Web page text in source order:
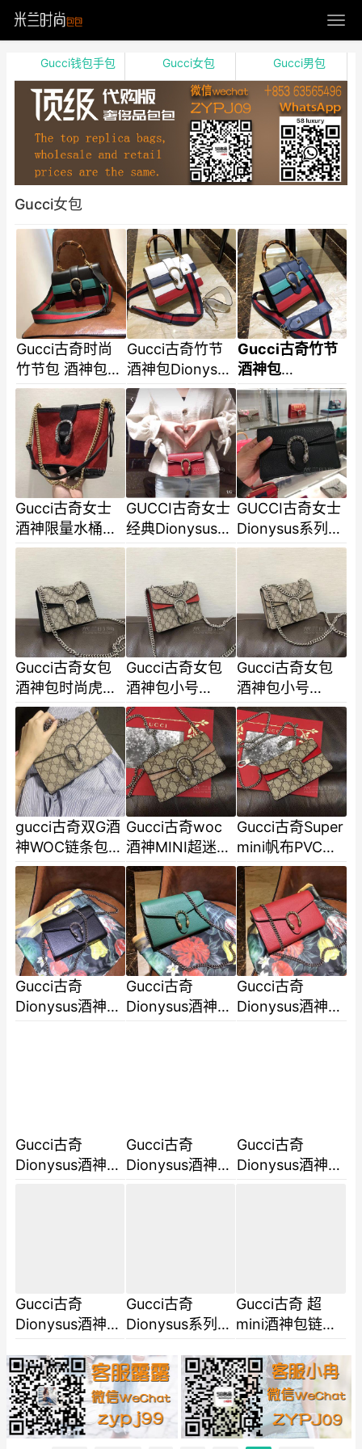
Gucci钱包手包 Gucci女包 Gucci男包
Gucci女包
Gucci古奇时尚
竹节包 酒神包
Dionysus黑色条
纹拼色翻盖包手
提单肩
Gucci古奇竹节
酒神包Dionysus
白蓝红条纹拼色
翻盖包手提单肩
斜挎
Gucci古奇竹节
酒神包
Dionysus条纹
拼色翻盖包手提
单肩斜挎包海军
Gucci古奇女士
酒神限量水桶链
条包499622红
GUCCI古奇女士
经典Dionysus酒
神包迷你单肩包
红色牛皮水晶扣
GUCCI古奇女士
Dionysus系列超
迷你链条单肩斜
色水晶扣牛皮
Gucci古奇女包
酒神包时尚虎头
扣帆布包黑色小
号链条包421970
Gucci古奇女包
酒神包小号
dionysus虎头扣
帆布包红色链条
包421970
Gucci古奇女包
酒神包小号
dionysus虎头扣
帆布包卡其色链
条包421970
gucci古奇双G酒
神WOC链条包老
花女包单肩斜挎
包经典小号
401231
Gucci古奇woc
酒神MINI超迷你
单肩链条斜挎女
包476432卡其
色
Gucci古奇Super
mini帆布PVC女
士单肩斜挎包酒
神包代购正品
476432红色
Gucci古奇
Dionysus酒神包
Gucci古奇
Dionysus酒神包
Gucci古奇
Dionysus酒神包
Gucci古奇
Dionysus酒神包
Gucci古奇
Dionysus酒神包
Gucci古奇
Dionysus酒神包
Gucci古奇
Dionysus酒神包
士链条斜挎单肩
包卡其色麂皮中
号单肩
Gucci古奇
Dionysus系列
包链条单肩包古
驰 476432黑
Gucci古奇 超
mini酒神包链条
白色牛皮水晶扣